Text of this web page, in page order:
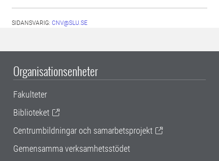
SIDANSVARIG: CNV@SLU.SE
Organisationsenheter
Fakulteter
Biblioteket
Centrumbildningar och samarbetsprojekt
Gemensamma verksamhetsstödet